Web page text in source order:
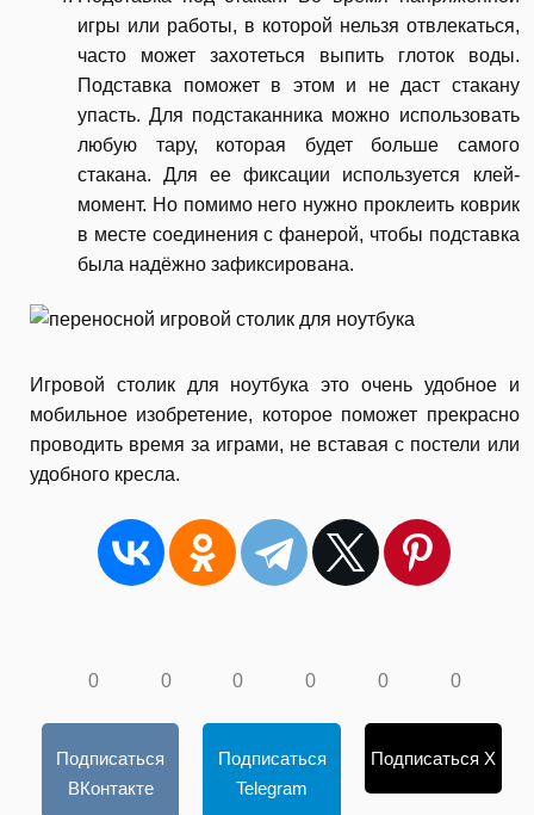
игры или работы, в которой нельзя отвлекаться,
часто может захотеться выпить глоток воды.
Подставка поможет в этом и не даст стакану
упасть. Для подстаканника можно использовать
любую тару, которая будет больше самого
стакана. Для ее фиксации используется клей-
момент. Но помимо него нужно проклеить коврик
в месте соединения с фанерой, чтобы подставка
была надёжно зафиксирована.
Игровой столик для ноутбука это очень удобное и
мобильное изобретение, которое поможет прекрасно
проводить время за играми, не вставая с постели или
удобного кресла.
0 0 0 0 0 0
Подписаться
ВКонтакте
Подписаться
Telegram
Подписаться X